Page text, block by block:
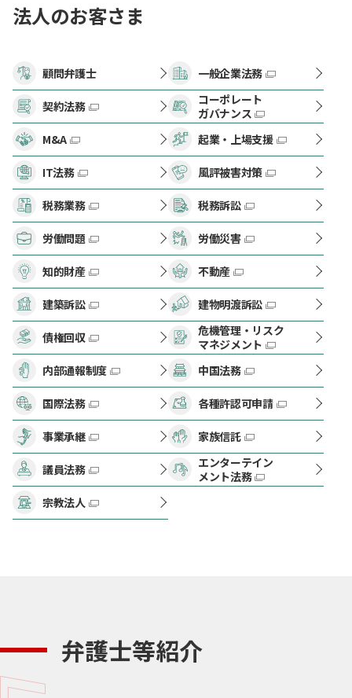
法人のお客さま
顧問弁護士 一般企業法務
契約法務
コーポレート
ガバナンス
M&A
起業・上場支援
IT法務 風評被害対策
税務業務 税務訴訟
労働問題 労働災害
知的財産 不動産
建築訴訟 建物明渡訴訟
債権回収
危機管理・リスク
マネジメント
内部通報制度
中国法務
国際法務 各種許認可申請
事業承継 家族信託
議員法務
エンターテイン
メント法務
宗教法人
弁護士等紹介